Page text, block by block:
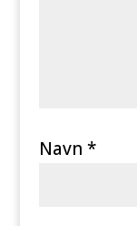
Navn *